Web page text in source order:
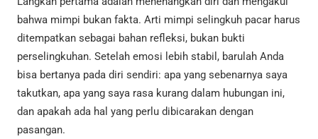
bahwa mimpi bukan fakta. Arti mimpi selingkuh pacar harus
ditempatkan sebagai bahan refleksi, bukan bukti
perselingkuhan. Setelah emosi lebih stabil, barulah Anda
bisa bertanya pada diri sendiri: apa yang sebenarnya saya
takutkan, apa yang saya rasa kurang dalam hubungan ini,
dan apakah ada hal yang perlu dibicarakan dengan
pasangan.